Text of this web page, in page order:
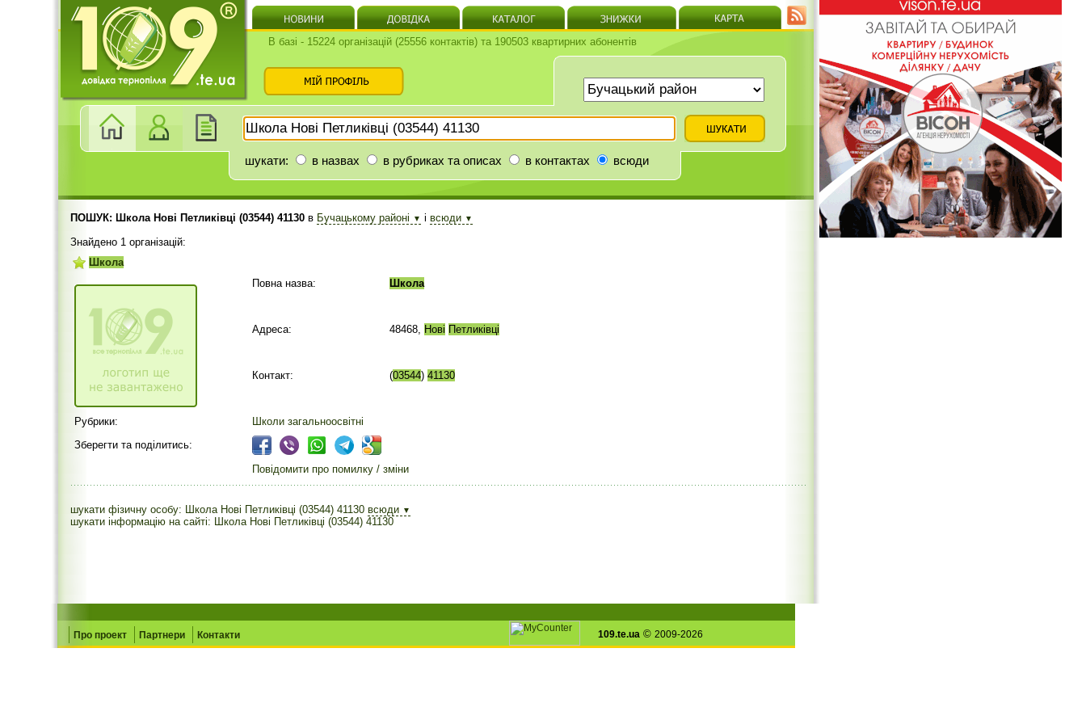
В базі - 15224 організацій (25556 контактів) та 190503 квартирних абонентів
шукати: в назвах в рубриках та описах в контактах всюди
ПОШУК: Школа Нові Петликівці (03544) 41130 в Бучацькому районі ▼ і всюди ▼
Знайдено 1 організацій:
Школа
Повна назва:
Школа
Адреса: 48468, Нові Петликівці
Контакт: (03544) 41130
Рубрики:
Школи загальноосвітні
Зберегти та поділитись:
Повідомити про помилку / зміни
шукати фізичну особу: Школа Нові Петликівці (03544) 41130 всюди ▼
шукати інформацію на сайті: Школа Нові Петликівці (03544) 41130
Про проект Партнери Контакти 109.te.ua © 2009-2026